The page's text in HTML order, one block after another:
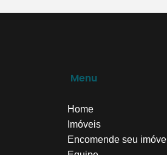
Menu
Home
Imóveis
Encomende seu imóvel